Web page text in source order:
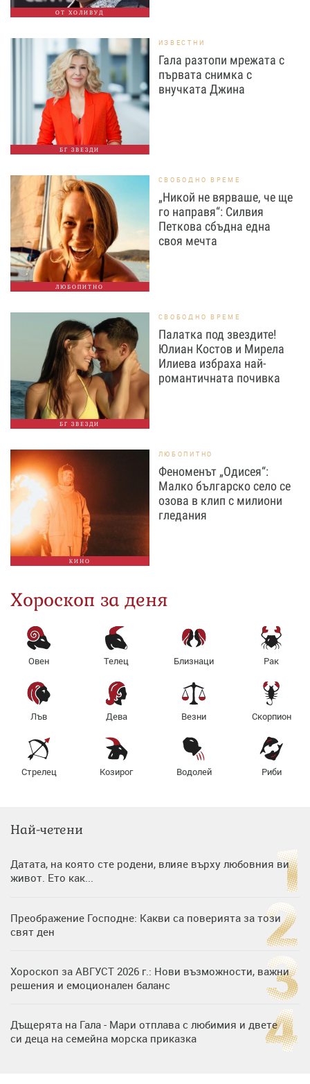
ОТ ХОЛИВУД
БГ ЗВЕЗДИ
ИЗВЕСТНИ
Гала разтопи мрежата с
първата снимка с
внучката Джина
ЛЮБОПИТНО
СВОБОДНО ВРЕМЕ
„Никой не вярваше, че ще
го направя“: Силвия
Петкова сбъдна една
своя мечта
БГ ЗВЕЗДИ
СВОБОДНО ВРЕМЕ
Палатка под звездите!
Юлиан Костов и Мирела
Илиева избраха най-
романтичната почивка
КИНО
ЛЮБОПИТНО
Феноменът „Одисея“:
Малко българско село се
озова в клип с милиони
гледания
Хороскоп за деня
Овен Телец Близнаци Рак
Лъв Дева Везни Скорпион
Стрелец Козирог Водолей Риби
Най-четени
Датата, на която сте родени, влияе върху любовния ви
живот. Ето как...
Преображение Господне: Какви са поверията за този
свят ден
Хороскоп за АВГУСТ 2026 г.: Нови възможности, важни
решения и емоционален баланс
Дъщерята на Гала - Мари отплава с любимия и двете
си деца на семейна морска приказка